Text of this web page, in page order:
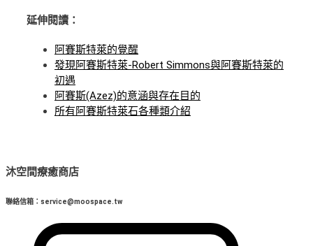
延伸閱讀：
阿賽斯特萊的覺醒
發現阿賽斯特萊-Robert Simmons與阿賽斯特萊的
初遇
阿賽斯(Azez)的意涵與存在目的
所有阿賽斯特萊石各種類介紹
沐空間療癒商店
聯絡信箱：service@moospace.tw